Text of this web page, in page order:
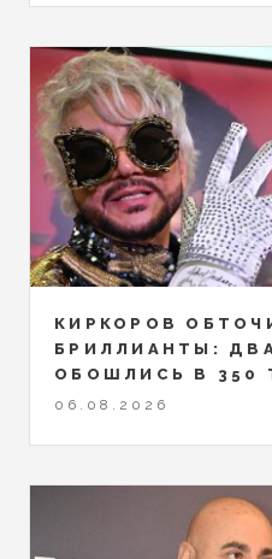
КИРКОРОВ
БРИЛЛИАНТЫ:
ОБОШЛИСЬ В 350
06.08.2026